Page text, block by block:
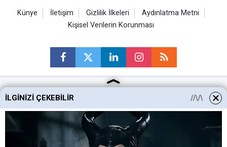
Künye İletişim Gizlilik İlkeleri
Aydınlatma Metni
Kişisel Verilerin Korunması
Ankara Haberleri
Keçiören Haberleri
Altındağ Haberleri
İLGINIZI ÇEKEBILIR